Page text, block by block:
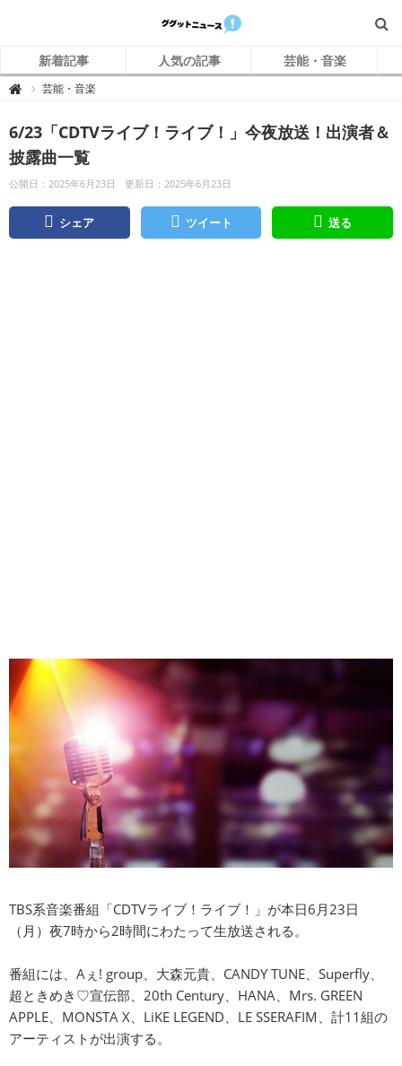
新着記事 人気の記事 芸能・音楽
 グ
ニ
ュ
ー
ス
芸能・音楽
6/23「CDTVライブ！ライブ！」今夜放送！出演者＆
披露曲一覧
公開日：2025年6月23日 更新日：2025年6月23日
シェア ツイート 送る
TBS系音楽番組「CDTVライブ！ライブ！」が本日6月23日
（月）夜7時から2時間にわたって生放送される。
番組には、Aぇ! group、大森元貴、CANDY TUNE、Superfly、
超ときめき♡宣伝部、20th Century、HANA、Mrs. GREEN
APPLE、MONSTA X、LiKE LEGEND、LE SSERAFIM、計11組の
アーティストが出演する。